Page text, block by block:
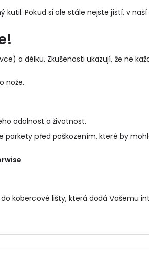
kutil. Pokud si ale stále nejste jistí, v
a délku. Zkušenosti ukazují, že ne
nože.
odolnost a životnost.
před poškozením, které by
.
kobercové lišty, která dodá Vašemu